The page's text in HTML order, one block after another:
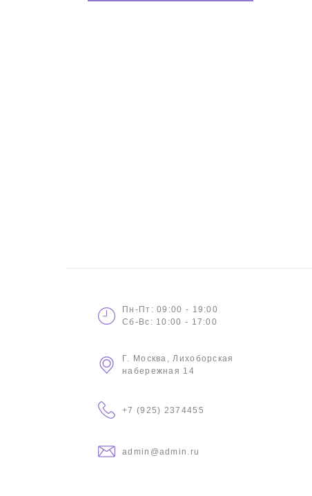
Пн-Пт: 09:00 - 19:00
Сб-Вс: 10:00 - 17:00
Г. Москва, Лихоборская
набережная 14
+7 (925) 2374455
admin@admin.ru